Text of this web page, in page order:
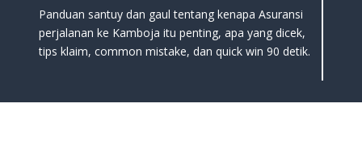
Panduan santuy dan gaul tentang kenapa Asuransi
perjalanan ke Kamboja itu penting, apa yang dicek,
tips klaim, common mistake, dan quick win 90 detik.